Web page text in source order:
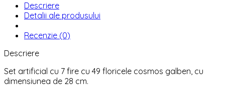
Descriere
Detalii ale produsului
Recenzie (0)
Descriere
Set artificial cu 7 fire cu 49 floricele cosmos galben, cu
dimensiunea de 28 cm.